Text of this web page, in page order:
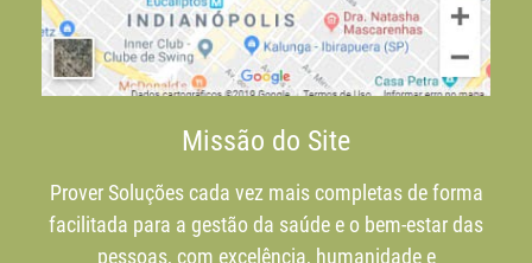
Missão do Site
Prover Soluções cada vez mais completas de forma
facilitada para a gestão da saúde e o bem-estar das
pessoas, com excelência, humanidade e